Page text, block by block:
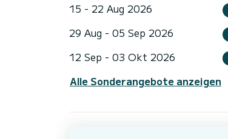
15 - 22 Aug 2026
29 Aug - 05 Sep 2026
12 Sep - 03 Okt 2026
Alle Sonderangebote anzeigen